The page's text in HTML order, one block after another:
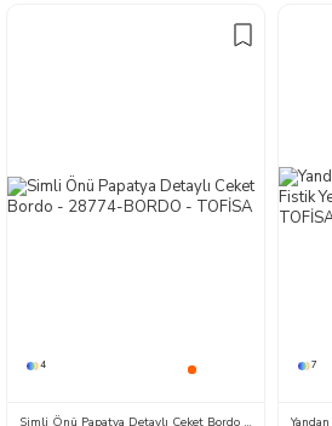
4
Simli Önü Papatya Detaylı Ceket Bordo - 28774-BORDO
7